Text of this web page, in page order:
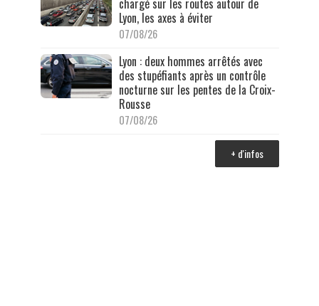
chargé sur les routes autour de
Lyon, les axes à éviter
07/08/26
Lyon : deux hommes arrêtés avec
des stupéfiants après un contrôle
nocturne sur les pentes de la Croix-
Rousse
07/08/26
+ d'infos